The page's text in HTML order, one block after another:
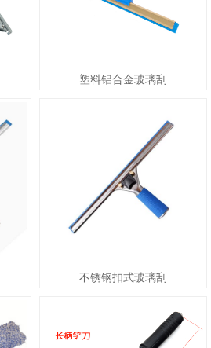
塑料铝合金玻璃刮
不锈钢扣式玻璃刮